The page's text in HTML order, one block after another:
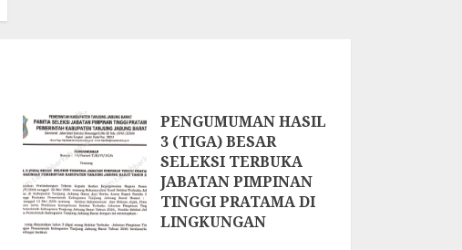
PENGUMUMAN HASIL
3 (TIGA) BESAR
SELEKSI TERBUKA
JABATAN PIMPINAN
TINGGI PRATAMA DI
LINGKUNGAN